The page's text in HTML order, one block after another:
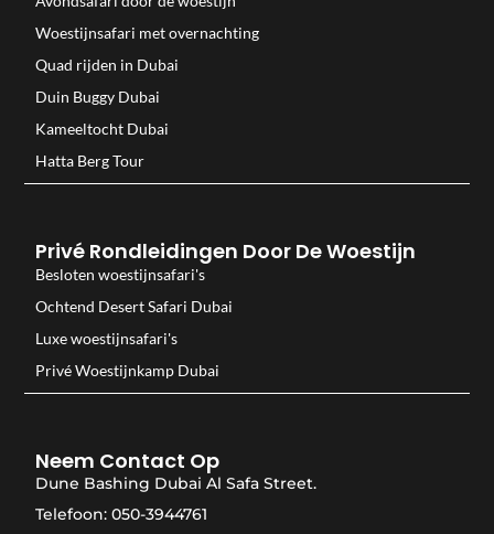
Woestijnsafari met overnachting
Quad rijden in Dubai
Duin Buggy Dubai
Kameeltocht Dubai
Hatta Berg Tour
Privé Rondleidingen Door De Woestijn
Besloten woestijnsafari's
Ochtend Desert Safari Dubai
Luxe woestijnsafari's
Privé Woestijnkamp Dubai
Neem Contact Op
Dune Bashing Dubai Al Safa Street.
Telefoon: 050-3944761